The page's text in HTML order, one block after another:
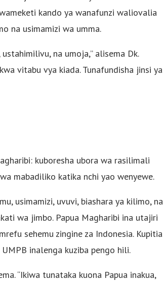
kando ya wanafunzi waliovalia
na usimamizi wa umma.
na umoja,” alisema Dk.
vitabu vya kiada. Tunafundisha jinsi ya
kuboresha ubora wa rasilimali
mabadiliko katika nchi yao wenyewe.
usimamizi, uvuvi, biashara ya kilimo, na
wa jimbo. Papua Magharibi ina utajiri
sehemu zingine za Indonesia. Kupitia
inalenga kuziba pengo hili.
“Ikiwa tunataka kuona Papua inakua,